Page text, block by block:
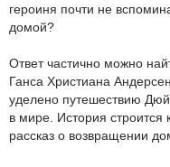
героиня почти не
домой?
Ответ частично можно
Ганса Христиана
уделено путешествию
в мире. История строится
рассказ о возвращении